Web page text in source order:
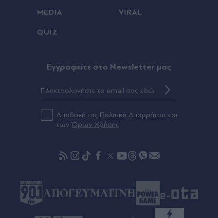
Πριν 20 λεπτά
Καμπουράκης ανοίγουν το πρόγραμμα του νέου
Ολοκληρώθηκε η θητεία του πρέσβη του
γεμάτη ευγνωμοσύνη", ανέφερε σε ανάρτησή
Σκέρτσος: "Η μεγαλύτερη τιμή στη μνήμη των
σταματήσουμε ποτέ να επενδύουμε στην
πρόληψη"
MEDIA VIRAL
QUIZ
Eγγραφείτε στο Newsletter μας
Αποδοχή της Πολιτική Απορρήτου και
τωνΌρων Χρήσης